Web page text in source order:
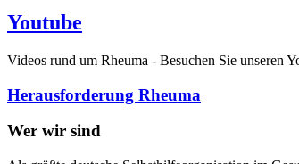
Youtube
Videos rund um Rheuma - Besuchen Sie unseren
Herausforderung Rheuma
Wer wir sind